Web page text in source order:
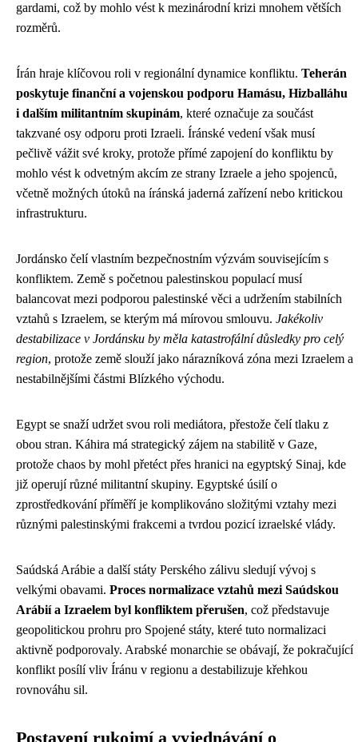
gardami, což by mohlo vést k mezinárodní krizi mnohem větších
rozměrů.
Írán hraje klíčovou roli v regionální dynamice konfliktu. Teherán
poskytuje finanční a vojenskou podporu Hamásu, Hizballáhu
i dalším militantním skupinám, které označuje za součást
takzvané osy odporu proti Izraeli. Íránské vedení však musí
pečlivě vážit své kroky, protože přímé zapojení do konfliktu by
mohlo vést k odvetným akcím ze strany Izraele a jeho spojenců,
včetně možných útoků na íránská jaderná zařízení nebo kritickou
infrastrukturu.
Jordánsko čelí vlastním bezpečnostním výzvám souvisejícím s
konfliktem. Země s početnou palestinskou populací musí
balancovat mezi podporou palestinské věci a udržením stabilních
vztahů s Izraelem, se kterým má mírovou smlouvu. Jakékoliv
destabilizace v Jordánsku by měla katastrofální důsledky pro celý
region, protože země slouží jako nárazníková zóna mezi Izraelem a
nestabilnějšími částmi Blízkého východu.
Egypt se snaží udržet svou roli mediátora, přestože čelí tlaku z
obou stran. Káhira má strategický zájem na stabilitě v Gaze,
protože chaos by mohl přetéct přes hranici na egyptský Sinaj, kde
již operují různé militantní skupiny. Egyptské úsilí o
zprostředkování příměří je komplikováno složitými vztahy mezi
různými palestinskými frakcemi a tvrdou pozicí izraelské vlády.
Saúdská Arábie a další státy Perského zálivu sledují vývoj s
velkými obavami. Proces normalizace vztahů mezi Saúdskou
Arábií a Izraelem byl konfliktem přerušen, což představuje
geopolitickou prohru pro Spojené státy, které tuto normalizaci
aktivně podporovaly. Arabské monarchie se obávají, že pokračující
konflikt posílí vliv Íránu v regionu a destabilizuje křehkou
rovnováhu sil.
Postavení rukojmí a vyjednávání o